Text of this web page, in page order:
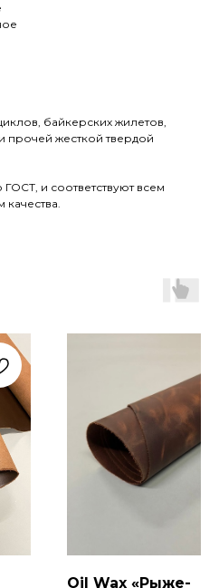
байкерских жилетов,
прочей жесткой твердой
и соответствуют всем
Oil Wax «Рыже-